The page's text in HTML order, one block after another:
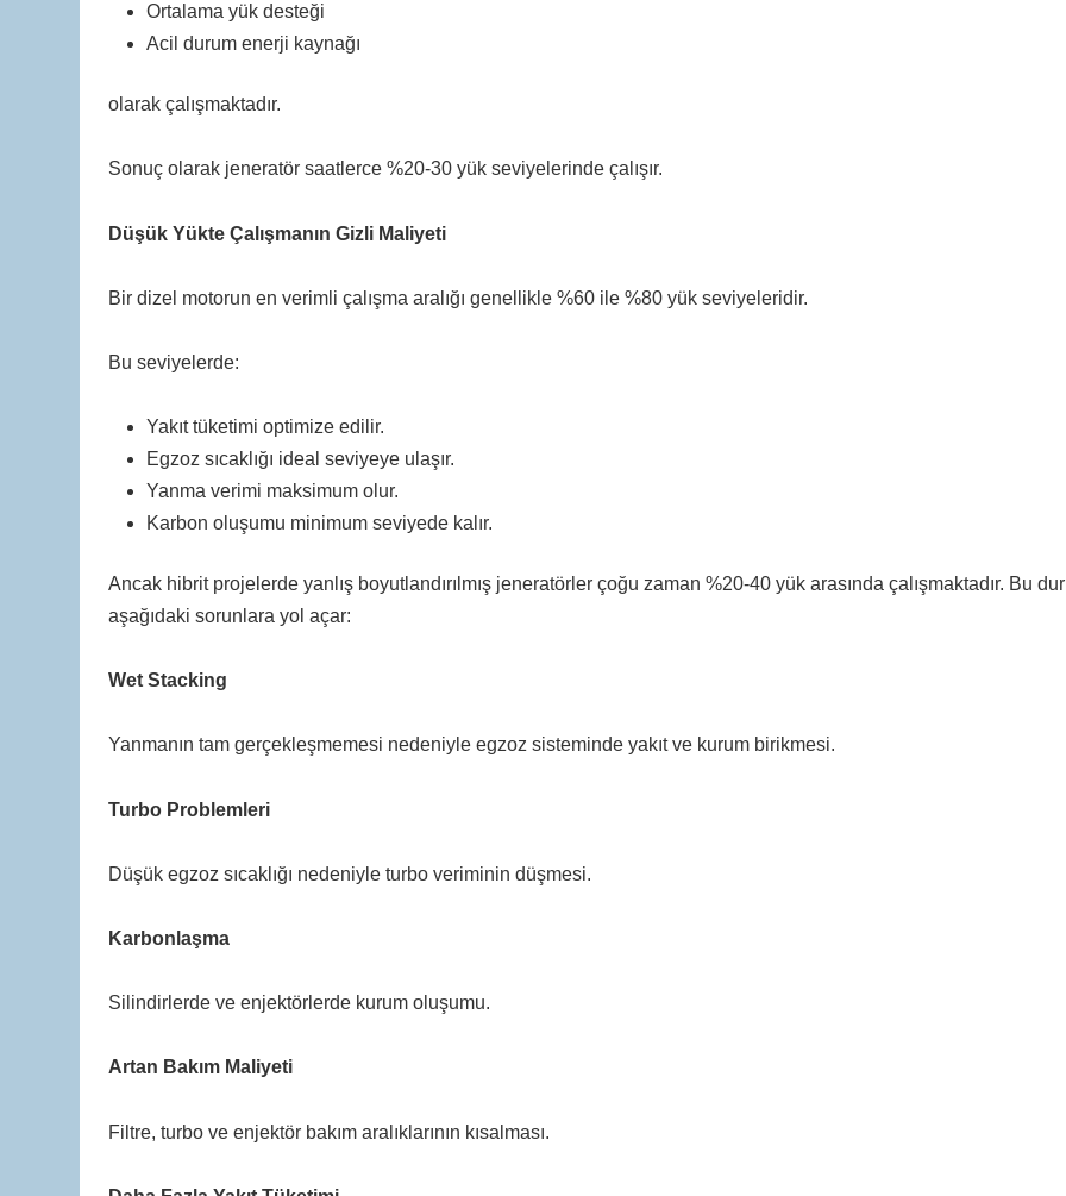
Ortalama yük desteği
Acil durum enerji kaynağı
olarak çalışmaktadır.
Sonuç olarak jeneratör saatlerce %20-30 yük seviyelerinde çalışır.
Düşük Yükte Çalışmanın Gizli Maliyeti
Bir dizel motorun en verimli çalışma aralığı genellikle %60 ile %80 yük seviyeleridir.
Bu seviyelerde:
Yakıt tüketimi optimize edilir.
Egzoz sıcaklığı ideal seviyeye ulaşır.
Yanma verimi maksimum olur.
Karbon oluşumu minimum seviyede kalır.
Ancak hibrit projelerde yanlış boyutlandırılmış jeneratörler çoğu zaman %20-40 yük arasında çalışmaktadır. Bu
aşağıdaki sorunlara yol açar:
Wet Stacking
Yanmanın tam gerçekleşmemesi nedeniyle egzoz sisteminde yakıt ve kurum birikmesi.
Turbo Problemleri
Düşük egzoz sıcaklığı nedeniyle turbo veriminin düşmesi.
Karbonlaşma
Silindirlerde ve enjektörlerde kurum oluşumu.
Artan Bakım Maliyeti
Filtre, turbo ve enjektör bakım aralıklarının kısalması.